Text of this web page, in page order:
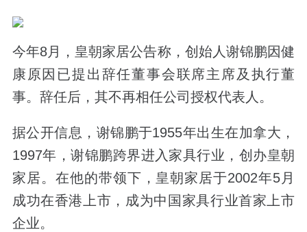
今年8月，皇朝家居公告称，创始人谢锦鹏因健
康原因已提出辞任董事会联席主席及执行董
事。辞任后，其不再相任公司授权代表人。
据公开信息，谢锦鹏于1955年出生在加拿大，
1997年，谢锦鹏跨界进入家具行业，创办皇朝
家居。在他的带领下，皇朝家居于2002年5月
成功在香港上市，成为中国家具行业首家上市
企业。